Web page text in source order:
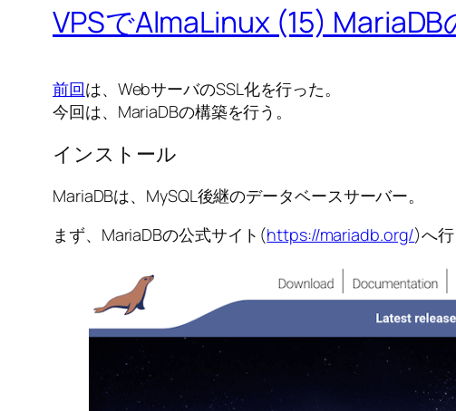
VPSでAlmaLinux (15) MariaDB
前回は、WebサーバのSSL化を行った。
今回は、MariaDBの構築を行う。
インストール
MariaDBは、MySQL後継のデータベースサーバー。
まず、MariaDBの公式サイト(https://mariadb.org/)へ